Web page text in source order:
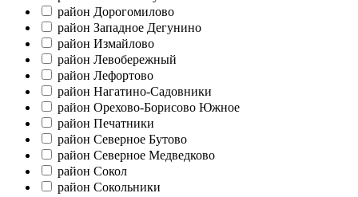
район Дорогомилово
район Западное Дегунино
район Измайлово
район Левобережный
район Лефортово
район Нагатино-Садовники
район Орехово-Борисово Южное
район Печатники
район Северное Бутово
район Северное Медведково
район Сокол
район Сокольники